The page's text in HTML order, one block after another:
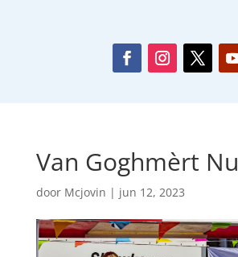
Van Goghmèrt
door Mcjovin | jun 12, 2023